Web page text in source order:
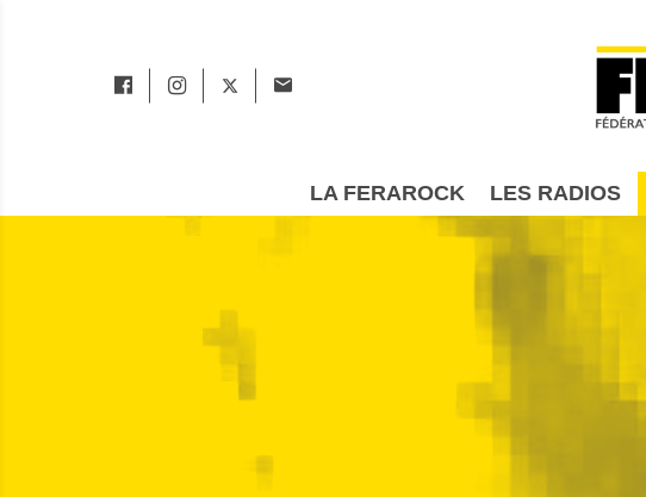
LA FERAROCK LES RADIOS